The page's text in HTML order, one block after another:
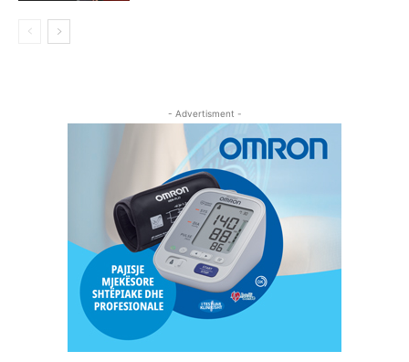
- Advertisment -